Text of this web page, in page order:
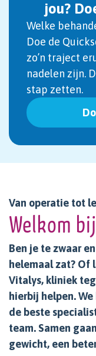
jou?
Welke
Doe de
zo’n traject
nadelen zijn.
stap zetten.
Welkom
Van operatie tot
Ben je te zwaar
helemaal zat? Of
Vitalys, kliniek
hierbij helpen.
de beste
team. Samen
gewicht, een